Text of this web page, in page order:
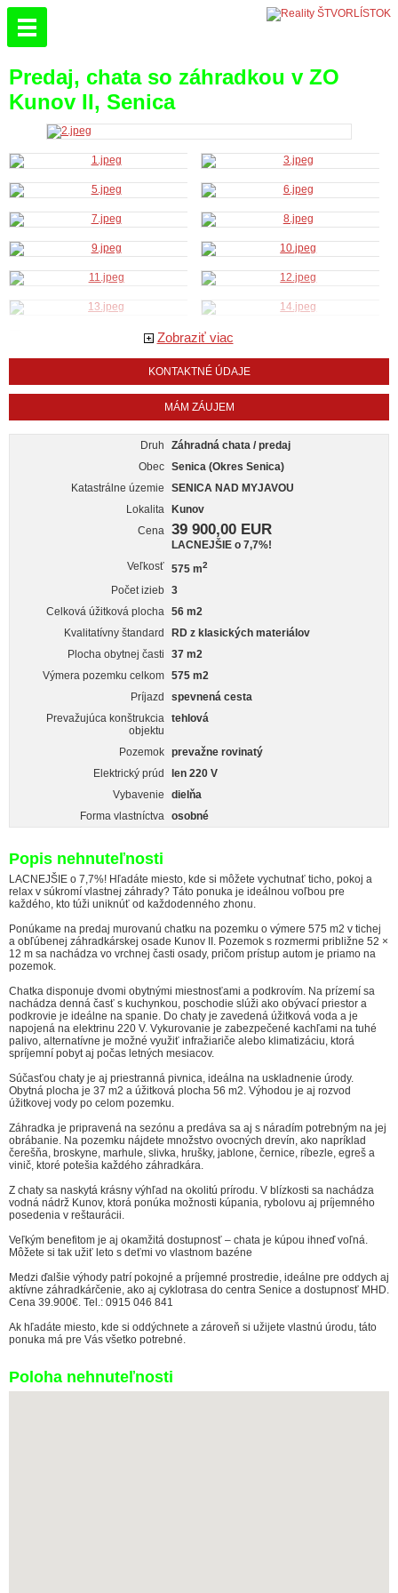
Predaj, chata so záhradkou v ZO
Kunov II, Senica
Zobraziť viac
KONTAKTNÉ ÚDAJE
MÁM ZÁUJEM
Druh
Záhradná chata / predaj
Obec Senica (Okres Senica)
Katastrálne územie
SENICA NAD MYJAVOU
Lokalita
Kunov
Cena 39 900,00 EUR
LACNEJŠIE o 7,7%!
Veľkosť 575 m2
Počet izieb 3
Celková úžitková plocha 56 m2
Kvalitatívny štandard
RD z klasických materiálov
Plocha obytnej časti
37 m2
Výmera pozemku celkom 575 m2
Príjazd
spevnená cesta
Prevažujúca konštrukcia
objektu
tehlová
Pozemok prevažne rovinatý
Elektrický prúd
len 220 V
Vybavenie
dielňa
Forma vlastníctva osobné
Popis nehnuteľnosti
LACNEJŠIE o 7,7%! Hľadáte miesto, kde si môžete vychutnať ticho, pokoj a
relax v súkromí vlastnej záhrady? Táto ponuka je ideálnou voľbou pre
každého, kto túži uniknúť od každodenného zhonu.
Ponúkame na predaj murovanú chatku na pozemku o výmere 575 m2 v tichej
a obľúbenej záhradkárskej osade Kunov II. Pozemok s rozmermi približne 52 ×
12 m sa nachádza vo vrchnej časti osady, pričom prístup autom je priamo na
pozemok.
Chatka disponuje dvomi obytnými miestnosťami a podkrovím. Na prízemí sa
nachádza denná časť s kuchynkou, poschodie slúži ako obývací priestor a
podkrovie je ideálne na spanie. Do chaty je zavedená úžitková voda a je
napojená na elektrinu 220 V. Vykurovanie je zabezpečené kachľami na tuhé
palivo, alternatívne je možné využiť infražiariče alebo klimatizáciu, ktorá
spríjemní pobyt aj počas letných mesiacov.
Súčasťou chaty je aj priestranná pivnica, ideálna na uskladnenie úrody.
Obytná plocha je 37 m2 a úžitková plocha 56 m2. Výhodou je aj rozvod
úžitkovej vody po celom pozemku.
Záhradka je pripravená na sezónu a predáva sa aj s náradím potrebným na jej
obrábanie. Na pozemku nájdete množstvo ovocných drevín, ako napríklad
čerešňa, broskyne, marhule, slivka, hrušky, jablone, černice, ríbezle, egreš a
vinič, ktoré potešia každého záhradkára.
Z chaty sa naskytá krásny výhľad na okolitú prírodu. V blízkosti sa nachádza
vodná nádrž Kunov, ktorá ponúka možnosti kúpania, rybolovu aj príjemného
posedenia v reštaurácii.
Veľkým benefitom je aj okamžitá dostupnosť – chata je kúpou ihneď voľná.
Môžete si tak užiť leto s deťmi vo vlastnom bazéne
Medzi ďalšie výhody patrí pokojné a príjemné prostredie, ideálne pre oddych aj
aktívne záhradkárčenie, ako aj cyklotrasa do centra Senice a dostupnosť MHD.
Cena 39.900€. Tel.: 0915 046 841
Ak hľadáte miesto, kde si oddýchnete a zároveň si užijete vlastnú úrodu, táto
ponuka má pre Vás všetko potrebné.
Poloha nehnuteľnosti